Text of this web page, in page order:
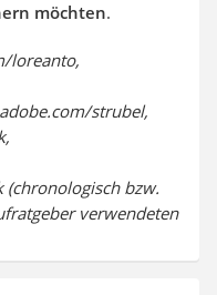
möchten.
loreanto,
strubel,
bzw.
verwendeten